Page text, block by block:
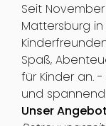
Seit
Mattersburg
Spaß,
für Kinder an.
und
Unser